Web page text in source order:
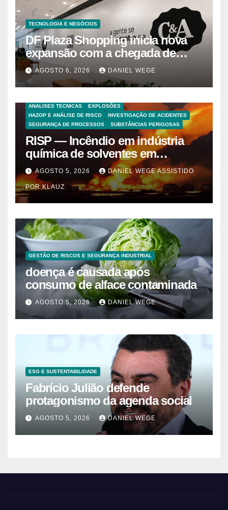
TECNOLOGIA E NEGÓCIOS
DF Plaza Shopping inicia nova
expansão com a chegada de
grandes marcas e inauguração
de espaço infantil – Dicas da
Capital
AGOSTO 6, 2026 DANIEL WEGE
ANALISES TECNICAS
EXPLOSÕES
HAZOP E ANÁLISE DE RISCO
INVESTIGAÇÃO DE ACIDENTES
SEGURANÇA DE PROCESSOS
SUBSTÂNCIAS PERIGOSAS
RISP — Incêndio em indústria
química de solventes em
Itaquaquecetuba/SP
(UNIQUIMA/Quema)
AGOSTO 5, 2026 DANIEL WEGE ASSISTIDO
POR KLAUZ
GESTÃO DE RISCOS E SEGURANÇA INDUSTRIAL
doença é causada após
consumo de alface contaminada
AGOSTO 5, 2026 DANIEL WEGE
ESG E SUSTENTABILIDADE
Fabrício Julião defende
protagonismo da agenda social
AGOSTO 5, 2026 DANIEL WEGE